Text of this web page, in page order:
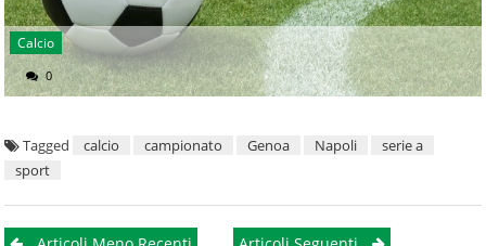
Calcio
0
Tagged calcio campionato Genoa Napoli
serie a
sport